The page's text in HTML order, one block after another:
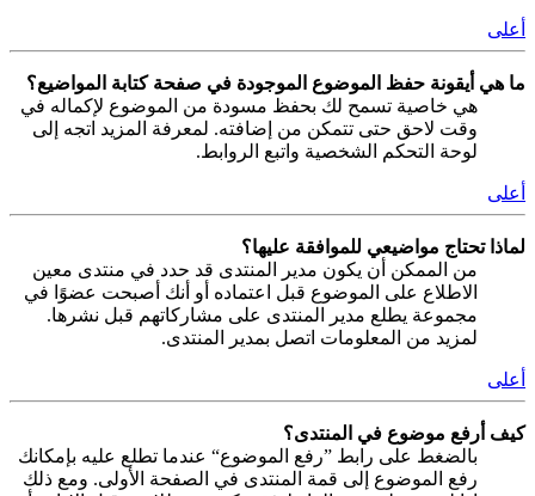
أعلى
ما هي أيقونة حفظ الموضوع الموجودة في صفحة كتابة المواضيع؟
هي خاصية تسمح لك بحفظ مسودة من الموضوع لإكماله في
وقت لاحق حتى تتمكن من إضافته. لمعرفة المزيد اتجه إلى
لوحة التحكم الشخصية واتبع الروابط.
أعلى
لماذا تحتاج مواضيعي للموافقة عليها؟
من الممكن أن يكون مدير المنتدى قد حدد في منتدى معين
الاطلاع على الموضوع قبل اعتماده أو أنك أصبحت عضوًا في
مجموعة يطلع مدير المنتدى على مشاركاتهم قبل نشرها.
لمزيد من المعلومات اتصل بمدير المنتدى.
أعلى
كيف أرفع موضوع في المنتدى؟
بالضغط على رابط ”رفع الموضوع“ عندما تطلع عليه بإمكانك
رفع الموضوع إلى قمة المنتدى في الصفحة الأولى. ومع ذلك